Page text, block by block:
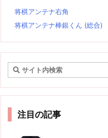
将棋アンテナ右角
将棋アンテナ棒銀くん (総合)
注目の記事